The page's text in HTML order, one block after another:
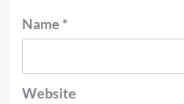
Name *
Website